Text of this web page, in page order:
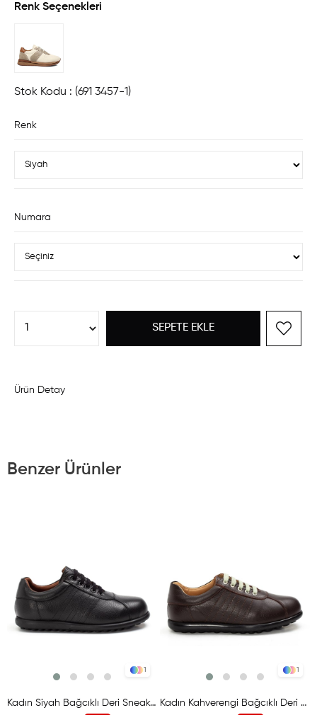
Renk Seçenekleri
Stok Kodu (691 3457-1)
Renk
Numara
Ürün Detay
Benzer Ürünler
1
Kadın Siyah Bağcıklı Deri Sneaker
1
Kadın Kahverengi Bağcıklı Deri Sneaker